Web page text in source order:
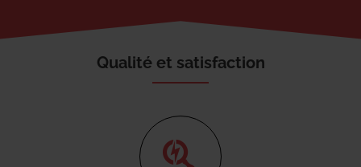
Qualité et satisfaction